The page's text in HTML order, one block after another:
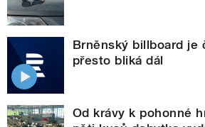
Brněnský billboard je
přesto bliká dál
Od krávy k pohonné